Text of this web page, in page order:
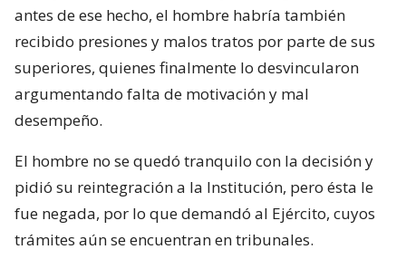
antes de ese hecho, el hombre habría también
recibido presiones y malos tratos por parte de sus
superiores, quienes finalmente lo desvincularon
argumentando falta de motivación y mal
desempeño.
El hombre no se quedó tranquilo con la decisión y
pidió su reintegración a la Institución, pero ésta le
fue negada, por lo que demandó al Ejército, cuyos
trámites aún se encuentran en tribunales.